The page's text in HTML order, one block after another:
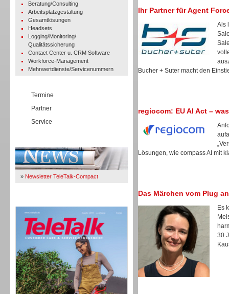
Beratung/Consulting
Arbeitsplatzgestaltung
Gesamtlösungen
Headsets
Logging/Monitoring/
Qualitätssicherung
Contact Center u. CRM Software
Workforce-Management
Mehrwertdienste/Servicenummern
Termine
Partner
Service
» Newsletter TeleTalk-Compact
Ihr Partner für Agent
Als
Bucher + Suter macht den
regiocom: EU AI Act –
Lösungen, wie compass AI mit
Das Märchen vom Plug
Es
30